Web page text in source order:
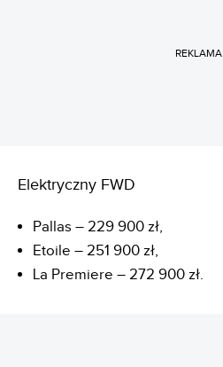
REKLAMA
Elektryczny FWD
Pallas – 229 900 zł,
Etoile – 251 900 zł,
La Premiere – 272 900 zł.